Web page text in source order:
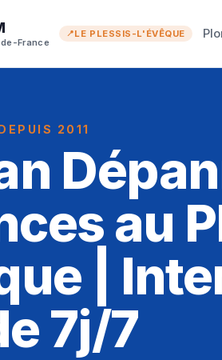
de-France
LE PLESSIS-L'ÉVÊQUE
2011
au
|
7j/7